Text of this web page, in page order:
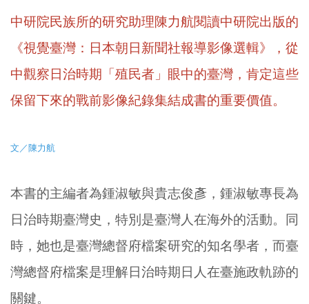
中研院民族所的研究助理陳力航閱讀中研院出版的
《視覺臺灣：日本朝日新聞社報導影像選輯》，從
中觀察日治時期「殖民者」眼中的臺灣，肯定這些
保留下來的戰前影像紀錄集結成書的重要價值。
文／陳力航
本書的主編者為鍾淑敏與貴志俊彥，鍾淑敏專長為
日治時期臺灣史，特別是臺灣人在海外的活動。同
時，她也是臺灣總督府檔案研究的知名學者，而臺
灣總督府檔案是理解日治時期日人在臺施政軌跡的
關鍵。